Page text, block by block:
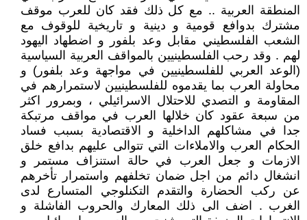
المنطقة العربية .. مع كل ذلك فقد كان للعرب موقف
مشترك بدوافع قومية و دينية و تاريخية للوقوف مع
الشعب الفلسطيني مقابل وعد بلفور و اضطهاد اليهود
لهم . وقد رحب الفلسطينيين بالمواقف العربية السياسية
(الوعد العربي للفلسطينيين في مواجهة وعد بلفور) و
محاولة العرب بما يقدموه للفلسطينيين لاستمرارهم في
المقاومة و التصدي للاحتلال الاسرائيلي ، وبمرور اكثر
من سبعة عقود كان خلالها العرب في مواقف مرتبكة
جدا في مشاكلهم الداخلية و الاقتصادية بسبب فساد
الحكام العرب والاملاءات التي تتوالى عليهم بدافع خلق
الازمات و جعل العرب في حالة استنزاف مستمر و
انشغال دائم من اجل ضمان تخلفهم واستمرار تأخرهم
عن ركب الحضارة والتقدم التكنلوجي المتسارع لدى
الغرب . اضف الى ذلك المعارك والحروب الفاشلة و